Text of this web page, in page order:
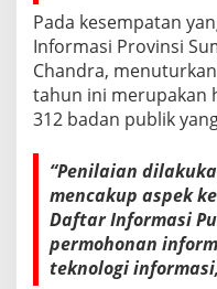
Pada kesempatan
Informasi Provinsi
Chandra,
tahun ini merupakan
312 badan publik
“Penilaian
mencakup aspek
Daftar Informasi
permohonan
teknologi